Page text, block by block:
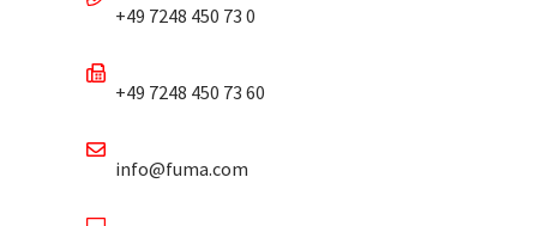
+49 7248 450 73 0
+49 7248 450 73 60
info@fuma.com